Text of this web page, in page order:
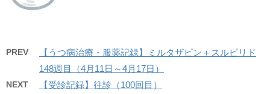
PREV
【うつ病治療・服薬記録】ミルタザピン＋スルピリド
148週目（4月11日～4月17日）
NEXT 【受診記録】往診（100回目）